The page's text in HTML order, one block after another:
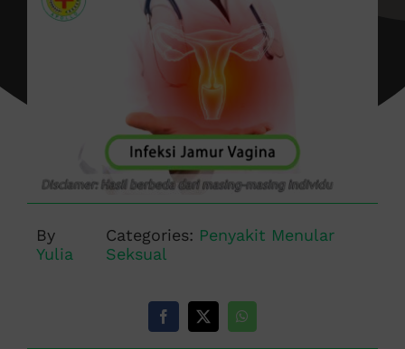
By
Yulia
Categories: Penyakit Menular
Seksual